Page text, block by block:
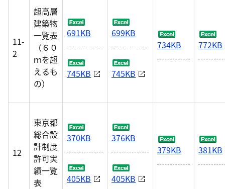
11-
2
超高層
建築物
一覧表
（６０
ｍを超
えるも
の）
691KB
745KB
699KB
745KB
734KB 772KB
12
東京都
総合設
計制度
許可実
績一覧
表
370KB
405KB
376KB
405KB
379KB 381KB